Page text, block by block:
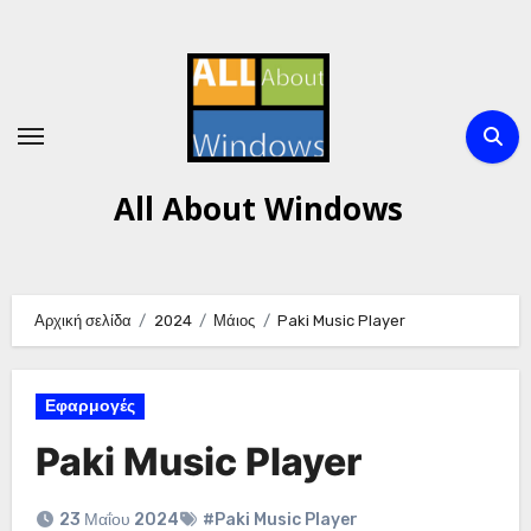
All About Windows
Αρχική σελίδα 2024 Μάιος Paki Music Player
Εφαρμογές
Paki Music Player
23 Μαΐου 2024 #Paki Music Player